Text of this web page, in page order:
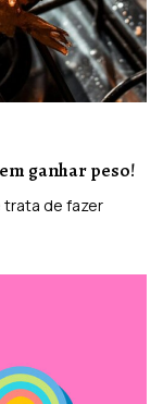
ganhar peso!
trata de fazer